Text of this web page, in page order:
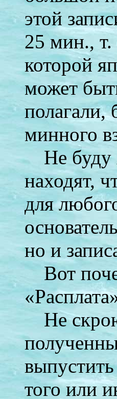
этой
25 мин., т.
которой
может
полагали,
минного
Не буду
находят,
для
но и
Вот
Не
того или